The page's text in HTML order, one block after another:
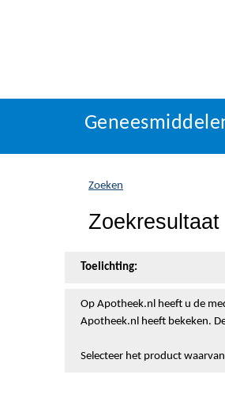
U
zich
hier:
Zoeken
Zoekresultaat
Toelichting:
Op Apotheek.nl heeft u de
Apotheek.nl heeft bekeken.
Selecteer het product